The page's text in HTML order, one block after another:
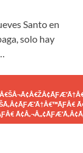
Santo en
solo hay